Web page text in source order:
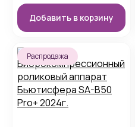
Добавить в корзину
Распродажа